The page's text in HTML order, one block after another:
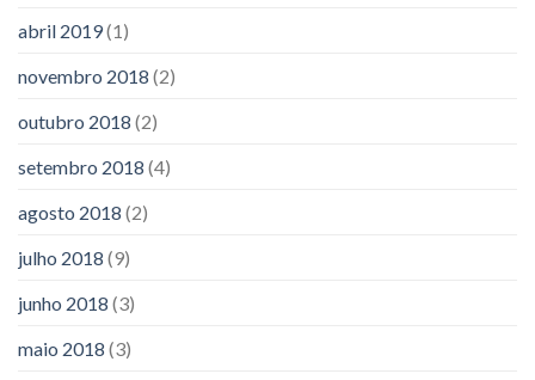
abril 2019(1)
novembro 2018 (2)
outubro 2018 (2)
setembro 2018 (4)
agosto 2018 (2)
julho 2018 (9)
junho 2018 (3)
maio 2018 (3)